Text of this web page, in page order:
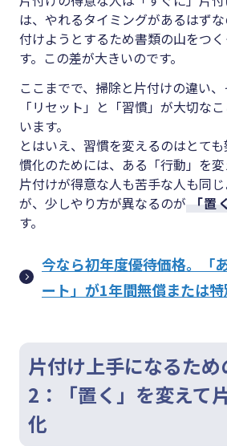
は、やれるタイミングがあるはず
付けようとするため書類の山をつ
す。この差が大きいのです。
ここまでで、掃除と片付けの違い、
「リセット」と「習慣」が大切な
います。
とはいえ、習慣を変えるのはとて
慣化のためには、ある「行動」を変
片付けが得意な人も苦手な人も同
が、少しやり方が異なるのが 「置
す。
今なら初年度優待価格。「
ート」が1年間無償または特
片付け上手になるた
2：「置く」を変えて
化